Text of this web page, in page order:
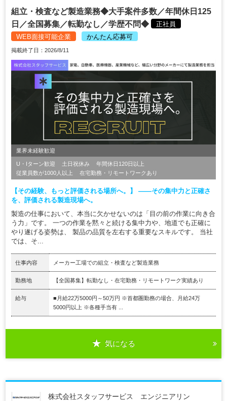
組立・検査など製造業務◆大手案件多数／年間休日125
日／全国募集／転勤なし／学歴不問◆
正社員
WEB面接可能企業
かんたん応募可
掲載終了日：2026/8/11
業界未経験歓迎
U・Iターン歓迎 土日祝休み
年間休日120日以上
従業員数が1000人以上
在宅勤務・リモートワークあり
【その経験、もっと評価される場所へ。】 ――その集中力と正確さ
を、評価される製造現場へ。
製造の仕事において、本当に欠かせないのは「目の前の作業に向き合
う力」です。 一つの作業を黙々と続ける集中力や、地道でも正確に
やり遂げる姿勢は、 製品の品質を左右する重要なスキルです。 当社
では、そ...
仕事内容 メーカー工場での組立・検査など製造業務
勤務地 【全国募集】転勤なし・在宅勤務・リモートワーク実績あり
給与
■月給22万5000円～50万円 ※首都圏勤務の場合、月給24万
5000円以上 ※各種手当有 ...
気になる
株式会社スタッフサービス エンジニアリン